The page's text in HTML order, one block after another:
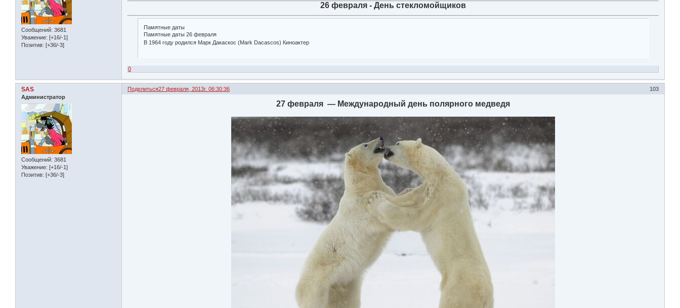
Сообщений: 3681
Уважение: [+16/-1]
Позитив: [+36/-3]
26 февраля - День стекломойщиков
Памятные даты
Памятные даты 26 февраля
В 1964 году родился Марк Дакаскос (Mark Dacascos) Киноактер
0
Поделиться 103
27 февраля, 2013г. 06:30:36
SAS
Администратор
Сообщений: 3681
Уважение: [+16/-1]
Позитив: [+36/-3]
27 февраля — Международный день полярного медведя